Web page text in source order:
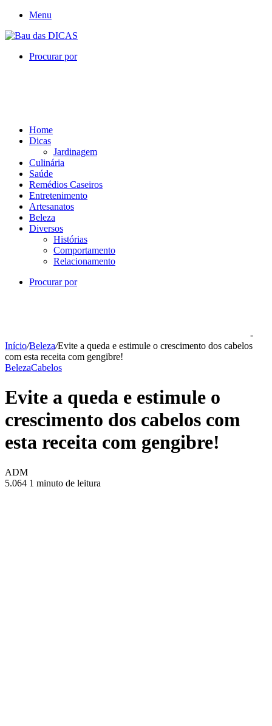
Menu
Procurar por
Home
Dicas
Jardinagem
Culinária
Saúde
Remédios Caseiros
Entretenimento
Artesanatos
Beleza
Diversos
Histórias
Comportamento
Relacionamento
Procurar por
-
Início/Beleza/Evite a queda e estimule o crescimento dos cabelos
com esta receita com gengibre!
BelezaCabelos
Evite a queda e estimule o
crescimento dos cabelos com
esta receita com gengibre!
ADM
5.064 1 minuto de leitura